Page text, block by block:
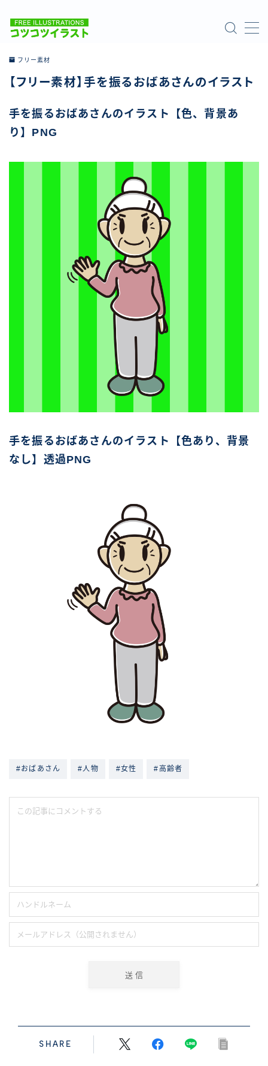
ホーム
ご利用について
フリー素材
【フリー素材】手を振るおばあさんのイラスト
手を振るおばあさんのイラスト【色、背景あ
り】PNG
手を振るおばあさんのイラスト【色あり、背景
なし】透過PNG
#おばあさん #人物 #女性 #高齢者
SHARE